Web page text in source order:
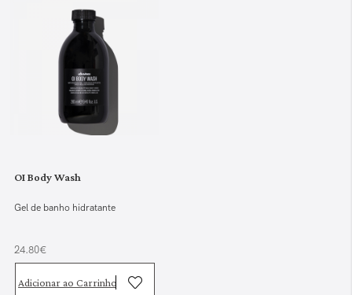
OI Body Wash
Gel de banho hidratante
24.80€
Adicionar ao Carrinho